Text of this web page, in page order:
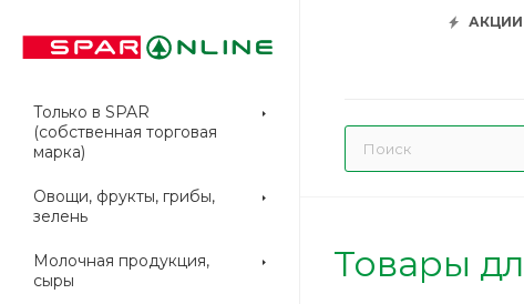
АКЦИИ
Только в SPAR
(собственная торговая
марка)
Овощи, фрукты, грибы,
зелень
Молочная продукция,
сыры
Товары